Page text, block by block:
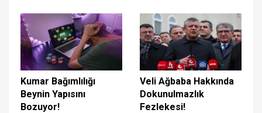
Kumar Bağımlılığı
Beynin Yapısını
Bozuyor!
Veli Ağbaba Hakkında
Dokunulmazlık
Fezlekesi!